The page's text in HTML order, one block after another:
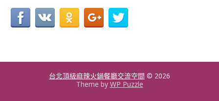
台北頂級麻辣火鍋餐廳交流空間 © 2026
Theme by WP Puzzle